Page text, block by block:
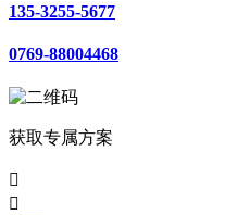
135-3255-5677
0769-88004468
获取专属方案

